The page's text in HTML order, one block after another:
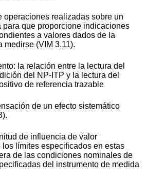
operaciones realizadas sobre un
para que proporcione indicaciones
a valores dados de la
medirse (VIM 3.11).
la relación entre la lectura del
del NP-ITP y la lectura del
de referencia trazable
de un efecto sistemático
de influencia de valor
límites especificados en estas
de las condiciones nominales de
del instrumento de medida